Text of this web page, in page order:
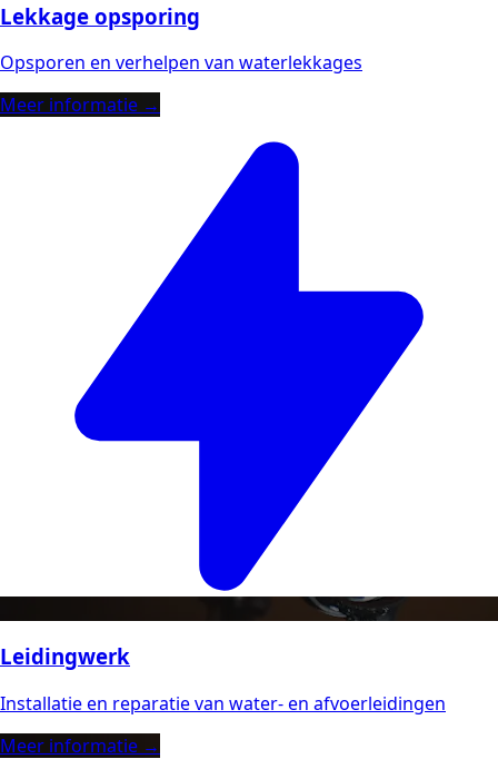
Lekkage opsporing
Opsporen en verhelpen van waterlekkages
Meer informatie →
Leidingwerk
Installatie en reparatie van water- en afvoerleidingen
Meer informatie →